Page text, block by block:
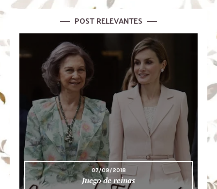
POST RELEVANTES
07/09/2018
Juego de reinas